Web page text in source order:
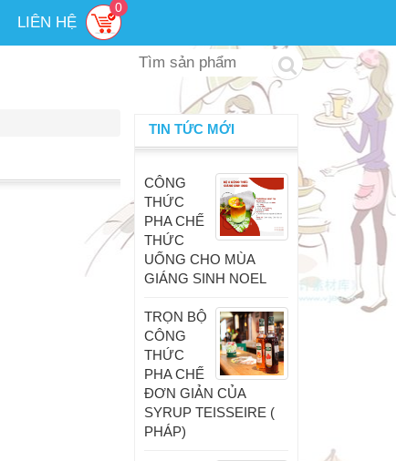
LIÊN HỆ
0
TIN TỨC MỚI
CÔNG
THỨC
PHA CHẾ
THỨC
UỐNG CHO MÙA
GIÁNG SINH NOEL
TRỌN BỘ
CÔNG
THỨC
PHA CHẾ
ĐƠN GIẢN CỦA
SYRUP TEISSEIRE (
PHÁP)